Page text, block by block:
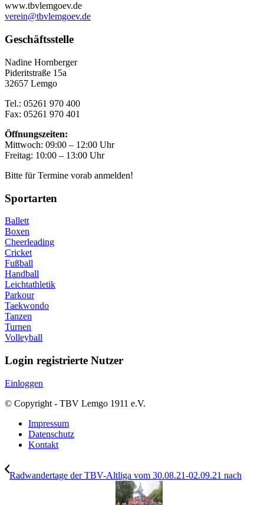
www.tbvlemgoev.de
verein@tbvlemgoev.de
Geschäftsstelle
Nadine Hornberger
Pideritstraße 15a
32657 Lemgo
Tel.: 05261 970 400
Fax: 05261 970 401
Öffnungszeiten:
Mittwoch: 09:00 – 12:00 Uhr
Freitag: 10:00 – 13:00 Uhr
Bitte für Termine vorab anmelden!
Sportarten
Ballett
Boxen
Cheerleading
Cricket
Fußball
Handball
Leichtathletik
Parkour
Taekwondo
Tanzen
Turnen
Volleyball
Login registrierte Nutzer
Einloggen
© Copyright - TBV Lemgo 1911 e.V.
Impressum
Datenschutz
Kontakt
Radwandertage der TBV-Altliga vom 30.08.21-02.09.21 nach